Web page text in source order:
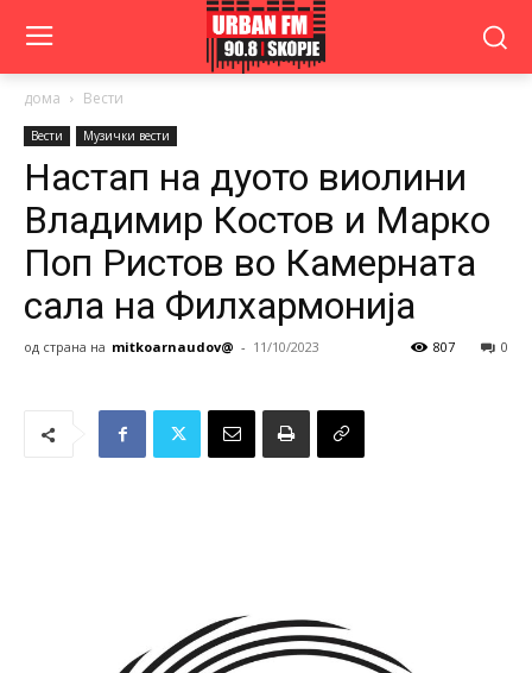
дома Вести
Вести Музички вести
Настап на дуото виолини
Владимир Костов и Марко
Поп Ристов во Камерната
сала на Филхармонија
од страна на mitkoarnaudov@ - 11/10/2023 0
807